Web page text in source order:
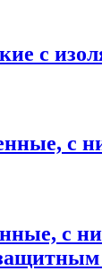
с
с
с